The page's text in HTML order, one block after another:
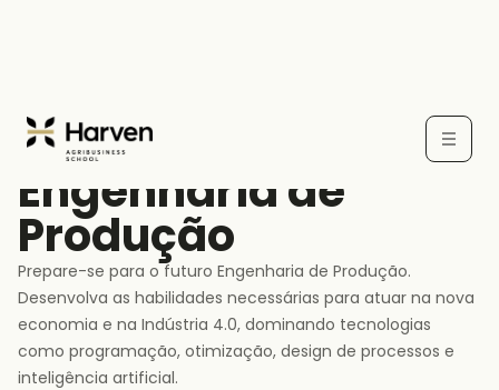
GRADUAÇÃO
Engenharia de
Produção
Prepare-se para o futuro Engenharia de Produção.
Desenvolva as habilidades necessárias para atuar na nova
economia e na Indústria 4.0, dominando tecnologias
como programação, otimização, design de processos e
inteligência artificial.